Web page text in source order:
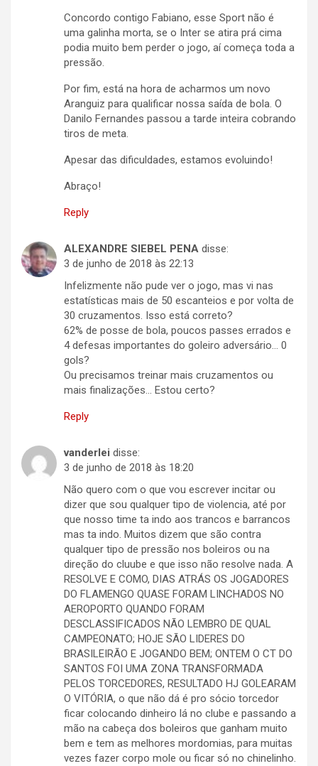
Concordo contigo Fabiano, esse Sport não é
uma galinha morta, se o Inter se atira prá cima
podia muito bem perder o jogo, aí começa toda a
pressão.
Por fim, está na hora de acharmos um novo
Aranguiz para qualificar nossa saída de bola. O
Danilo Fernandes passou a tarde inteira cobrando
tiros de meta.
Apesar das dificuldades, estamos evoluindo!
Abraço!
Reply
ALEXANDRE SIEBEL PENA disse:
3 de junho de 2018 às 22:13
Infelizmente não pude ver o jogo, mas vi nas
estatísticas mais de 50 escanteios e por volta de
30 cruzamentos. Isso está correto?
62% de posse de bola, poucos passes errados e
4 defesas importantes do goleiro adversário… 0
gols?
Ou precisamos treinar mais cruzamentos ou
mais finalizações… Estou certo?
Reply
vanderlei disse:
3 de junho de 2018 às 18:20
Não quero com o que vou escrever incitar ou
dizer que sou qualquer tipo de violencia, até por
que nosso time ta indo aos trancos e barrancos
mas ta indo. Muitos dizem que são contra
qualquer tipo de pressão nos boleiros ou na
direção do cluube e que isso não resolve nada. A
RESOLVE E COMO, DIAS ATRÁS OS JOGADORES
DO FLAMENGO QUASE FORAM LINCHADOS NO
AEROPORTO QUANDO FORAM
DESCLASSIFICADOS NÃO LEMBRO DE QUAL
CAMPEONATO; HOJE SÃO LIDERES DO
BRASILEIRÃO E JOGANDO BEM; ONTEM O CT DO
SANTOS FOI UMA ZONA TRANSFORMADA
PELOS TORCEDORES, RESULTADO HJ GOLEARAM
O VITÓRIA, o que não dá é pro sócio torcedor
ficar colocando dinheiro lá no clube e passando a
mão na cabeça dos boleiros que ganham muito
bem e tem as melhores mordomias, para muitas
vezes fazer corpo mole ou ficar só no chinelinho.